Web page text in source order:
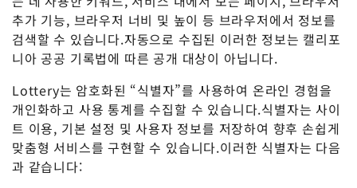
추가 기능, 브라우저 너비 및 높이 등 브라우저에서 정보를
검색할 수 있습니다.자동으로 수집된 이러한 정보는 캘리포
니아 공공 기록법에 따른 공개 대상이 아닙니다.
Lottery는 암호화된 “식별자”를 사용하여 온라인 경험을
개인화하고 사용 통계를 수집할 수 있습니다.식별자는 사이
트 이용, 기본 설정 및 사용자 정보를 저장하여 향후 손쉽게
맞춤형 서비스를 구현할 수 있습니다.이러한 식별자는 다음
과 같습니다: